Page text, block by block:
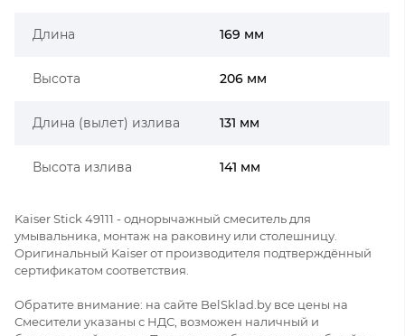
Длина 169 мм
Высота 206 мм
Длина (вылет) излива 131 мм
Высота излива 141 мм
Kaiser Stick 49111 - однорычажный смеситель для
умывальника, монтаж на раковину или столешницу.
Оригинальный Kaiser от производителя подтверждённый
сертификатом соответствия.
Обратите внимание: на сайте BelSklad.by все цены на
Смесители указаны с НДС, возможен наличный и